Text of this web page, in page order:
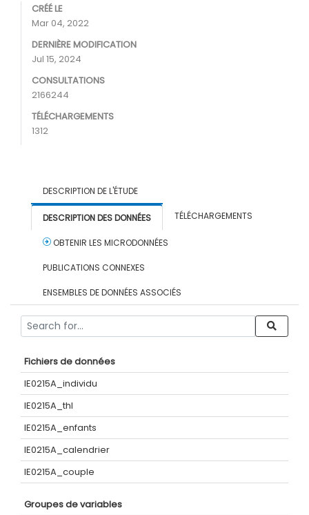
CRÉÉ LE
Mar 04, 2022
DERNIÈRE MODIFICATION
Jul 15, 2024
CONSULTATIONS
2166244
TÉLÉCHARGEMENTS
1312
DESCRIPTION DE L'ÉTUDE
DESCRIPTION DES DONNÉES TÉLÉCHARGEMENTS
OBTENIR LES MICRODONNÉES
PUBLICATIONS CONNEXES
ENSEMBLES DE DONNÉES ASSOCIÉS
Fichiers de données
IE0215A_individu
IE0215A_thl
IE0215A_enfants
IE0215A_calendrier
IE0215A_couple
Groupes de variables